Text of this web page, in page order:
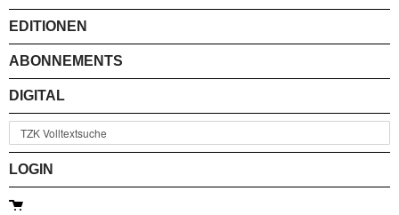
EDITIONEN
ABONNEMENTS
DIGITAL
LOGIN